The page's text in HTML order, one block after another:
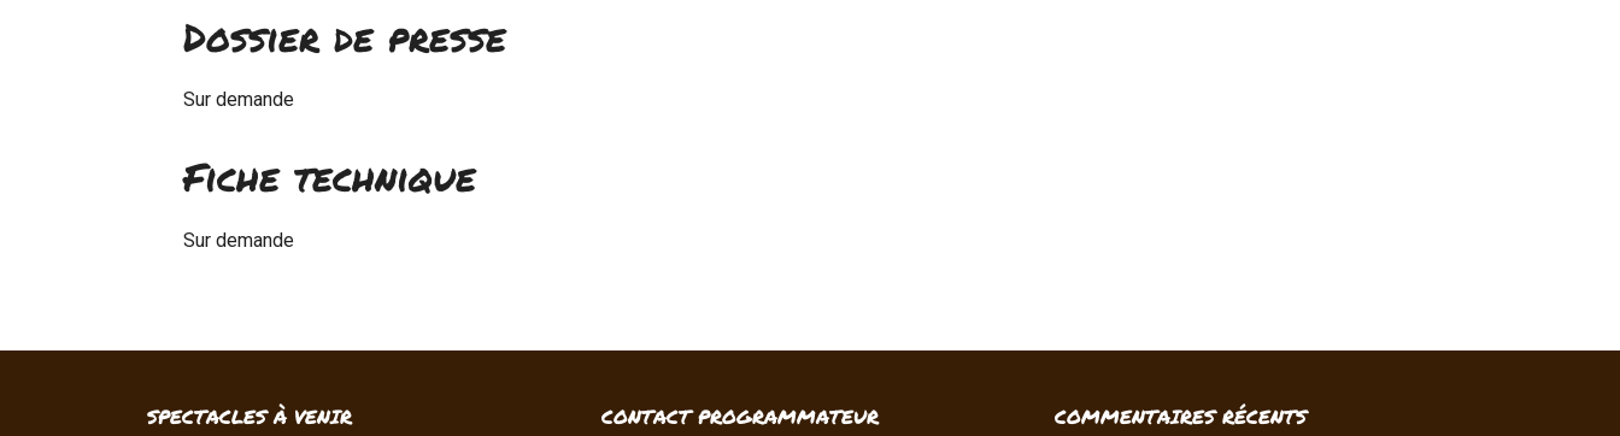
Dossier de presse
Sur demande
Fiche technique
Sur demande
SPECTACLES À VENIR CONTACT PROGRAMMATEUR COMMENTAIRES RÉCENTS